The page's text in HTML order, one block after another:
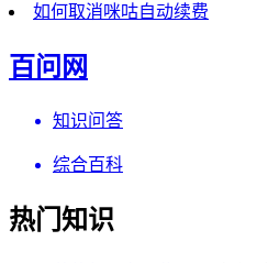
如何取消咪咕自动续费
百问网
知识问答
综合百科
热门知识